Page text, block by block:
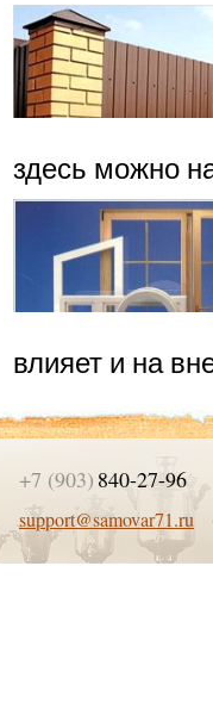
здесь можно
влияет и на
+7 (903) 840-27-96
support@samovar71.ru